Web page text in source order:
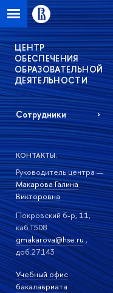
ЦЕНТР
ОБЕСПЕЧЕНИЯ
ОБРАЗОВАТЕЛЬНОЙ
ДЕЯТЕЛЬНОСТИ
Сотрудники
КОНТАКТЫ:
Руководитель центра —
Макарова Галина
Викторовна
Покровский б-р, 11,
каб.Т508
gmakarova@hse.ru ,
доб.27143
Учебный офис
бакалавриата